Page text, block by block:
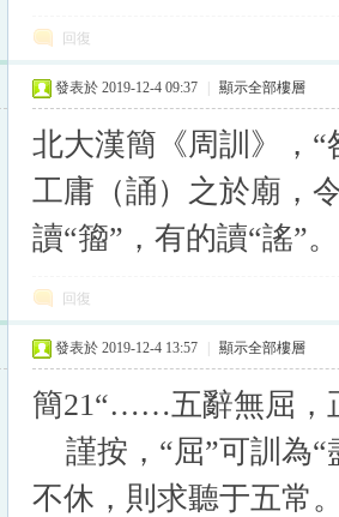
回復
發表於 2019-12-4 09:37 顯示全部樓層
北大漢簡《周訓》，
工庸（誦）之於廟，
讀“籀”，有的讀“謠”
回復
發表於 2019-12-4 13:57 顯示全部樓層
簡21“……五辭無屈
謹按，“屈”可訓為“
不休，則求聽于五常